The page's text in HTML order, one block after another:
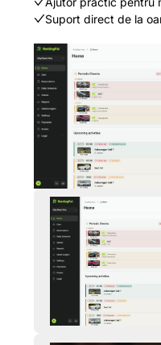
Suport direct de la